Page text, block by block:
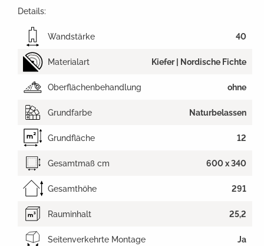
Details:
Wandstärke 40
Materialart Kiefer | Nordische Fichte
Oberflächenbehandlung ohne
Grundfarbe Naturbelassen
Grundfläche 12
Gesamtmaß cm 600 x 340
Gesamthöhe 291
Rauminhalt 25,2
Seitenverkehrte Montage Ja